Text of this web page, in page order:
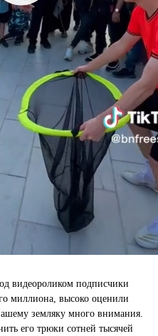
видеороликом подписчики
миллиона, высоко оценили
земляку много внимания.
его трюки сотней тысячей